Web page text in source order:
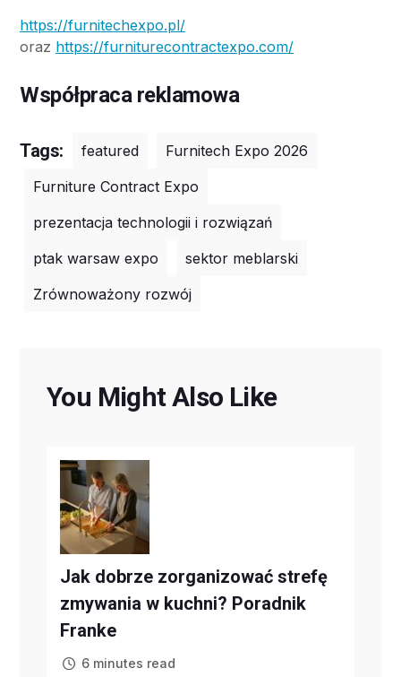
https://furnitechexpo.pl/
oraz https://furniturecontractexpo.com/
Współpraca reklamowa
Tags: featured
Furnitech Expo 2026
Furniture Contract Expo
prezentacja technologii i rozwiązań
ptak warsaw expo
sektor meblarski
Zrównoważony rozwój
You Might Also Like
Jak dobrze zorganizować strefę
zmywania w kuchni? Poradnik
Franke
6 minutes read